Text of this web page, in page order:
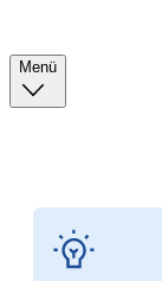
Menü